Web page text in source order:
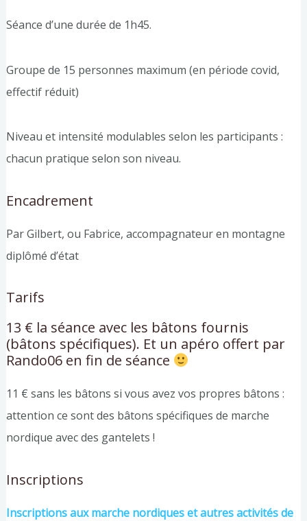
Séance d’une durée de 1h45.
Groupe de 15 personnes maximum (en période covid,
effectif réduit)
Niveau et intensité modulables selon les participants :
chacun pratique selon son niveau.
Encadrement
Par Gilbert, ou Fabrice, accompagnateur en montagne
diplômé d’état
Tarifs
13 € la séance avec les bâtons fournis
(bâtons spécifiques). Et un apéro offert par
Rando06 en fin de séance
11 € sans les bâtons si vous avez vos propres bâtons :
attention ce sont des bâtons spécifiques de marche
nordique avec des gantelets !
Inscriptions
Inscriptions aux marche nordiques et autres activités de